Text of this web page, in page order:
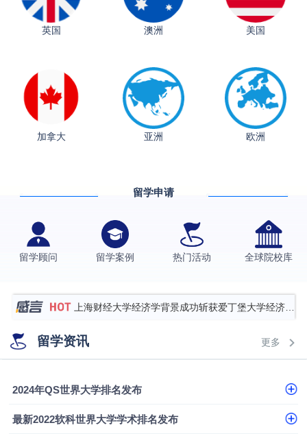
英国 澳洲 美国
加拿大 亚洲 欧洲
留学申请
留学顾问 留学案例 热门活动 全球院校库
格拉斯哥大学国际商务硕士录取案例
伯明翰大学数字媒体与创意产业硕士录取案例
Offer
上海财经大学经济学背景成功斩获爱丁堡大学经济学
硕士录取
数学背景的他，靠“供应链”故事敲开哥大、宾大之门
专科逆袭伦敦大学学院UCL录取案例解析
留学资讯 更多
2024年QS世界大学排名发布
最新2022软科世界大学学术排名发布